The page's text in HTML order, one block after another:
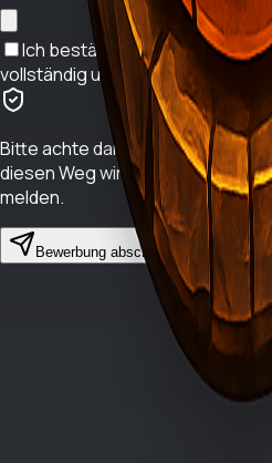
Ich bestätige, dass alle
vollständig und korrekt sind.
Bitte achte darauf, dass dein
diesen Weg wird sich unser
melden.
Bewerbung abschicken